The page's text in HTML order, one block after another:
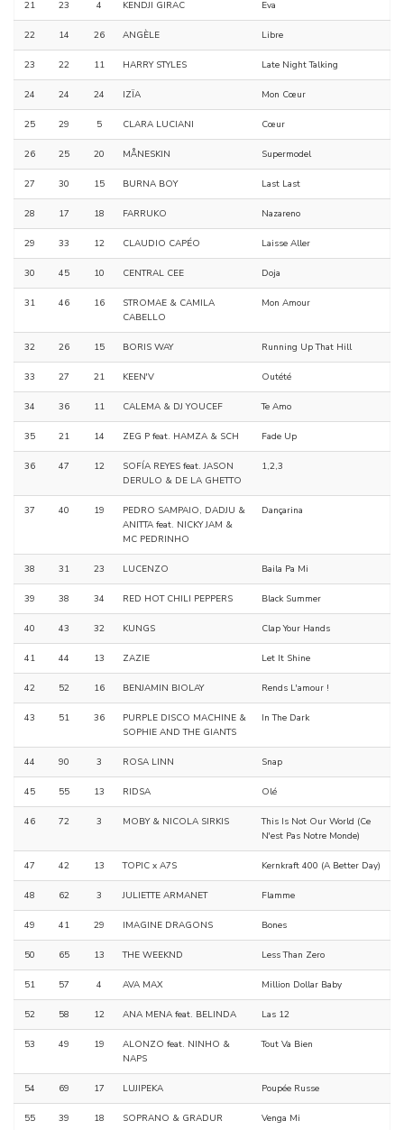
21 23 4 KENDJI GIRAC Eva
22 14 26 ANGÈLE Libre
23 22 11 HARRY STYLES Late Night Talking
24 24 24 IZÏA Mon Cœur
25 29 5 CLARA LUCIANI Cœur
26 25 20 MÅNESKIN Supermodel
27 30 15 BURNA BOY Last Last
28 17 18 FARRUKO Nazareno
29 33 12 CLAUDIO CAPÉO Laisse Aller
30 45 10 CENTRAL CEE Doja
31 46 16
STROMAE & CAMILA
CABELLO
Mon Amour
32 26 15 BORIS WAY Running Up That Hill
33 27 21 KEEN'V Outété
34 36 11 CALEMA & DJ YOUCEF Te Amo
35 21 14 ZEG P feat. HAMZA & SCH Fade Up
36 47 12
SOFÍA REYES feat. JASON
DERULO & DE LA GHETTO
1,2,3
37 40 19
PEDRO SAMPAIO, DADJU &
ANITTA feat. NICKY JAM &
MC PEDRINHO
Dançarina
38 31 23 LUCENZO Baila Pa Mi
39 38 34 RED HOT CHILI PEPPERS Black Summer
40 43 32 KUNGS Clap Your Hands
41 44 13 ZAZIE Let It Shine
42 52 16 BENJAMIN BIOLAY Rends L'amour !
43 51 36
PURPLE DISCO MACHINE &
SOPHIE AND THE GIANTS
In The Dark
44 90 3 ROSA LINN Snap
45 55 13 RIDSA Olé
46 72 3 MOBY & NICOLA SIRKIS
This Is Not Our World (Ce
N'est Pas Notre Monde)
47 42 13 TOPIC x A7S Kernkraft 400 (A Better Day)
48 62 3 JULIETTE ARMANET Flamme
49 41 29 IMAGINE DRAGONS Bones
50 65 13 THE WEEKND Less Than Zero
51 57 4 AVA MAX Million Dollar Baby
52 58 12 ANA MENA feat. BELINDA Las 12
53 49 19
ALONZO feat. NINHO &
NAPS
Tout Va Bien
54 69 17 LUJIPEKA Poupée Russe
55 39 18 SOPRANO & GRADUR Venga Mi